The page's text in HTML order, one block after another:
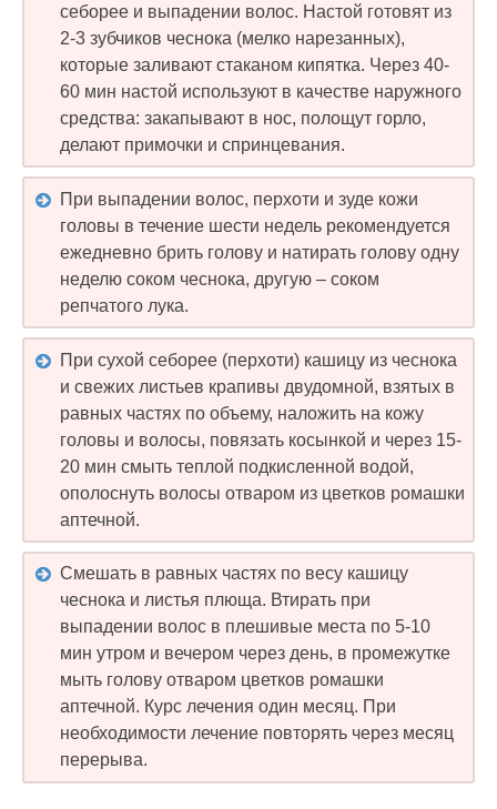
себорее и выпадении волос. Настой готовят из
2-3 зубчиков чеснока (мелко нарезанных),
которые заливают стаканом кипятка. Через 40-
60 мин настой используют в качестве наружного
средства: закапывают в нос, полощут горло,
делают примочки и спринцевания.
При выпадении волос, перхоти и зуде кожи
головы в течение шести недель рекомендуется
ежедневно брить голову и натирать голову одну
неделю соком чеснока, другую – соком
репчатого лука.
При сухой себорее (перхоти) кашицу из чеснока
и свежих листьев крапивы двудомной, взятых в
равных частях по объему, наложить на кожу
головы и волосы, повязать косынкой и через 15-
20 мин смыть теплой подкисленной водой,
ополоснуть волосы отваром из цветков ромашки
аптечной.
Смешать в равных частях по весу кашицу
чеснока и листья плюща. Втирать при
выпадении волос в плешивые места по 5-10
мин утром и вечером через день, в промежутке
мыть голову отваром цветков ромашки
аптечной. Курс лечения один месяц. При
необходимости лечение повторять через месяц
перерыва.